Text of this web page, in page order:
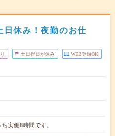
休み！夜勤のお仕
土日祝日が休み WEB登録OK
実働8時間です。